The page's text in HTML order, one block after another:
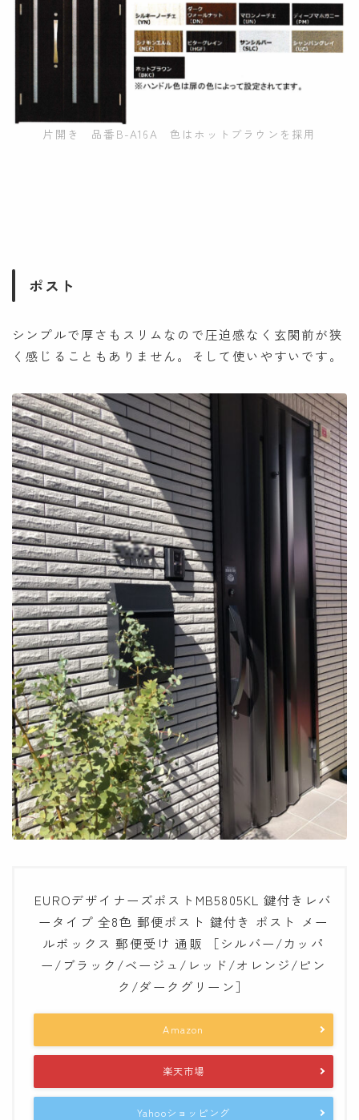
片開き 品番B-A16A 色はホットブラウンを採用
ポスト
シンプルで厚さもスリムなので圧迫感なく玄関前が狭
く感じることもありません。そして使いやすいです。
EUROデザイナーズポストMB5805KL 鍵付きレバ
ータイプ 全8色 郵便ポスト 鍵付き ポスト メー
ルボックス 郵便受け 通販 ［シルバー/カッパ
ー/ブラック/ベージュ/レッド/オレンジ/ピン
ク/ダークグリーン］
Amazon
楽天市場
Yahooショッピング